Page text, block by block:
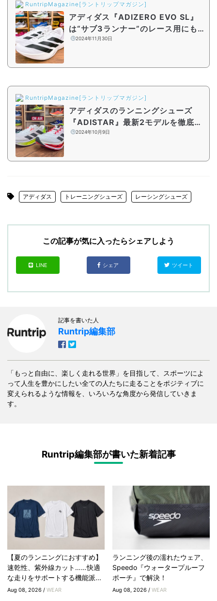
RuntripMagazine[ラントリップマガジン]
アディダス『ADIZERO EVO SL』
は“サブ3ランナー”のレース用にも
良い!? 『EVO 1』からインスピレ
2024年11月30日
RuntripMagazine[ラントリップマガジン]
アディダスのランニングシューズ
『ADISTAR』最新2モデルを徹底比
較！ 新登場・BYDは“贅沢の限り
2024年10月9日
アディダス トレーニングシューズ レーシングシューズ
この記事が気に入ったらシェアしよう
LINE シェア ツイート
記事を書いた人
Runtrip編集部
「もっと自由に、楽しく走れる世界」を目指して、スポーツによ
って人生を豊かにしたい全ての人たちに走ることをポジティブに
変えられるような情報を、いろいろな角度から発信していきま
す。
Runtrip編集部が書いた新着記事
【夏のランニングにおすすめ】
速乾性、紫外線カット……快適
な走りをサポートする機能派...
Aug 08, 2026 / WEAR
ランニング後の濡れたウェア、
Speedo『ウォータープルーフ
ポーチ』で解決！
Aug 08, 2026 /WEAR